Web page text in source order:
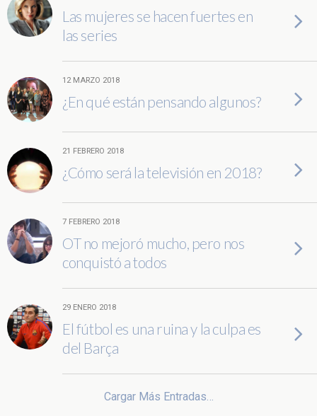
Las mujeres se hacen fuertes en
las series
12 MARZO 2018
¿En qué están pensando algunos?
21 FEBRERO 2018
¿Cómo será la televisión en 2018?
7 FEBRERO 2018
OT no mejoró mucho, pero nos
conquistó a todos
29 ENERO 2018
El fútbol es una ruina y la culpa es
del Barça
Cargar Más Entradas…